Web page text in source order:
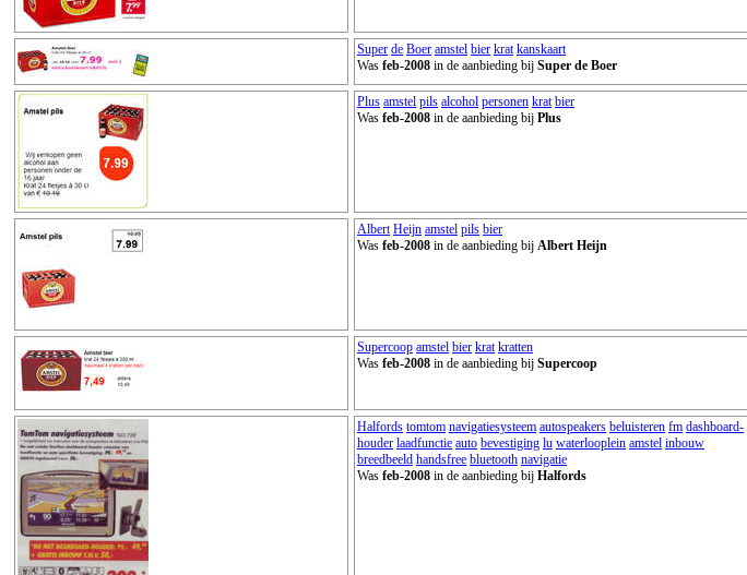
Super de Boer amstel bier krat kanskaart
Was feb-2008 in de aanbieding bij Super de Boer
Plus amstel pils alcohol personen krat bier
Was feb-2008 in de aanbieding bij Plus
Albert Heijn amstel pils bier
Was feb-2008 in de aanbieding bij Albert Heijn
Supercoop amstel bier krat kratten
Was feb-2008 in de aanbieding bij Supercoop
Halfords tomtom navigatiesysteem autospeakers beluisteren fm dashboard-
houder laadfunctie auto bevestiging lu waterlooplein amstel inbouw
breedbeeld handsfree bluetooth navigatie
Was feb-2008 in de aanbieding bij Halfords